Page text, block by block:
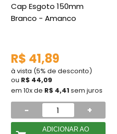
Cap Esgoto 150mm
Branco - Amanco
R$ 41,89
à vista (5% de desconto)
ou R$ 44,09
em 10x de R$ 4,41sem juros
- +
ADICIONAR AO